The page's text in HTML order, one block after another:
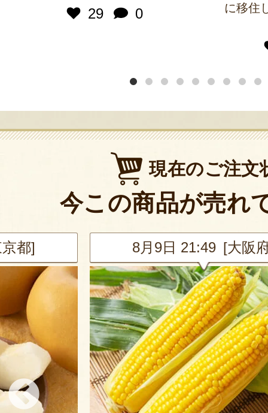
29
0
に移住
現在のご注文
今この商品が売れ
都] 8月9日 21:49 [大阪